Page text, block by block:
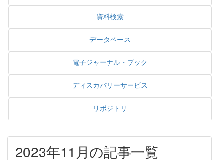
資料検索
データベース
電子ジャーナル・ブック
ディスカバリーサービス
リポジトリ
2023年11月の記事一覧